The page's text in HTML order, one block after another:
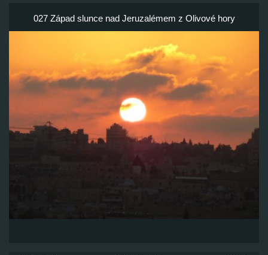
027 Západ slunce nad Jeruzalémem z Olivové hory